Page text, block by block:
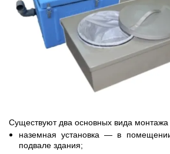
Существуют два основных вида монтажа
наземная установка — в
подвале здания;